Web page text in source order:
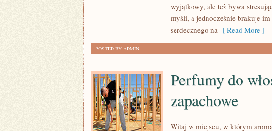
wyjątkowy, ale też bywa
myśli, a jednocześnie brakuje
serdecznego na [ Read More ]
POSTED BY ADMIN
Perfumy do
zapachowe
Witaj w miejscu, w którym